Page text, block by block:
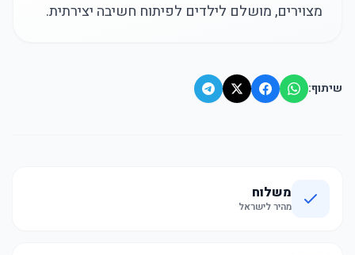
מצוירים, מושלם לילדים לפיתוח חשיבה יצירתית.
שיתוף:
משלוח
מהיר לישראל